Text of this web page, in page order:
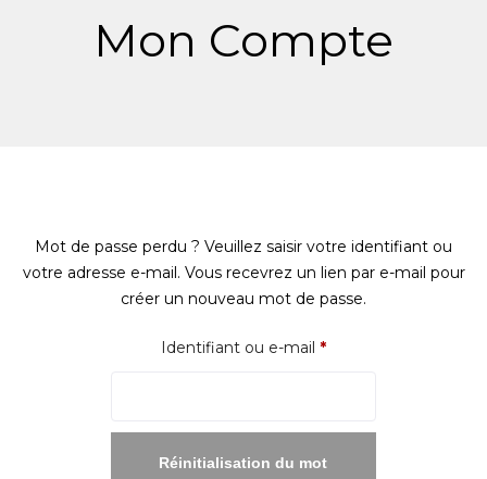
Mon Compte
Mot de passe perdu ? Veuillez saisir votre identifiant ou
votre adresse e-mail. Vous recevrez un lien par e-mail pour
créer un nouveau mot de passe.
Identifiant ou e-mail *Obligatoire
Réinitialisation du mot